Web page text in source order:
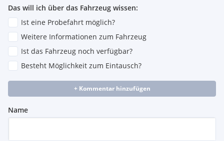
Das will ich über das Fahrzeug wissen:
Ist eine Probefahrt möglich?
Weitere Informationen zum Fahrzeug
Ist das Fahrzeug noch verfügbar?
Besteht Möglichkeit zum Eintausch?
+ Kommentar hinzufügen
Name